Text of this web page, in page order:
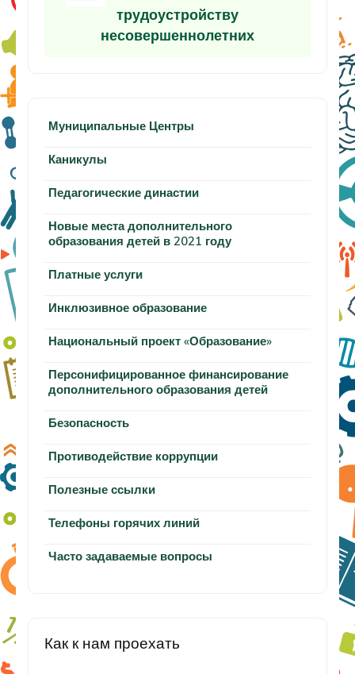
трудоустройству
несовершеннолетних
Муниципальные Центры
Каникулы
Педагогические династии
Новые места дополнительного
образования детей в 2021 году
Платные услуги
Инклюзивное образование
Национальный проект «Образование»
Персонифицированное финансирование
дополнительного образования детей
Безопасность
Противодействие коррупции
Полезные ссылки
Телефоны горячих линий
Часто задаваемые вопросы
Как к нам проехать